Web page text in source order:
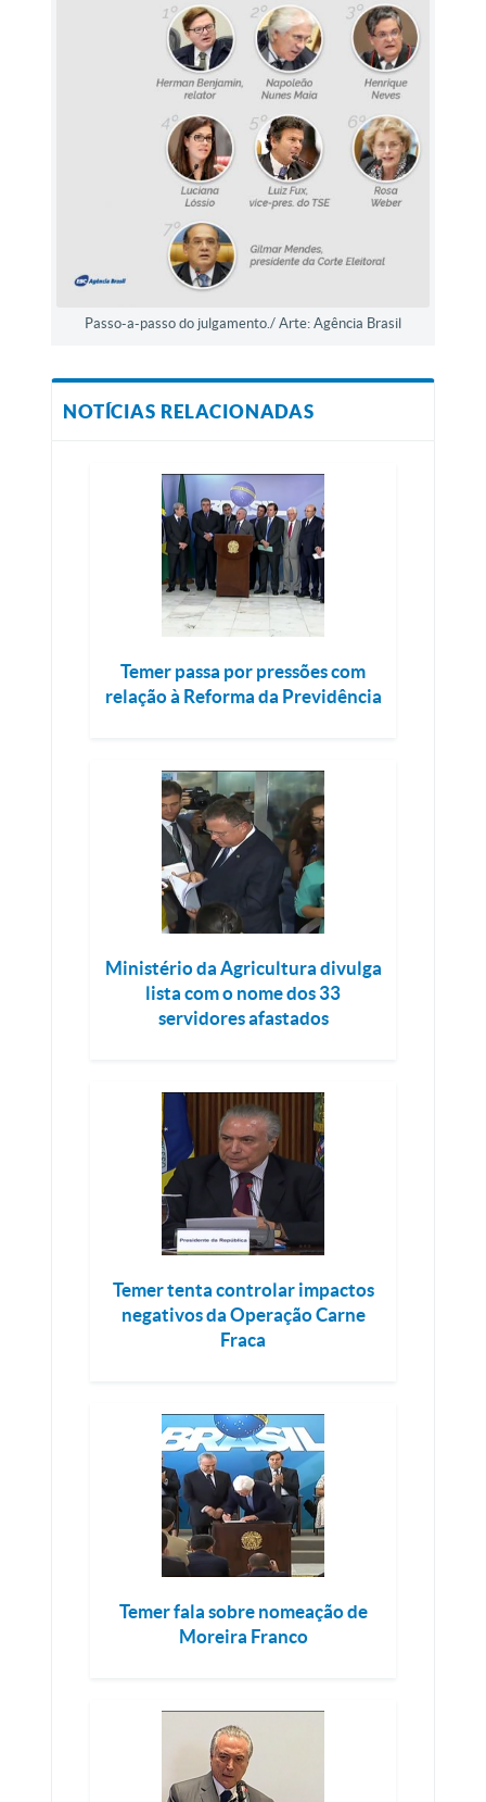
Passo-a-passo do julgamento./ Arte: Agência Brasil
NOTÍCIAS RELACIONADAS
Temer passa por pressões com
relação à Reforma da Previdência
Ministério da Agricultura divulga
lista com o nome dos 33
servidores afastados
Temer tenta controlar impactos
negativos da Operação Carne
Fraca
Temer fala sobre nomeação de
Moreira Franco